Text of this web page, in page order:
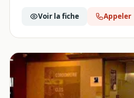
Voir la fiche Appeler